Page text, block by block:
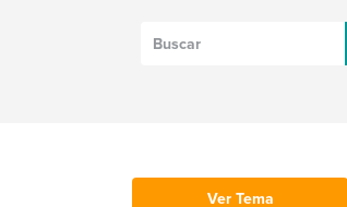
Ver Tema